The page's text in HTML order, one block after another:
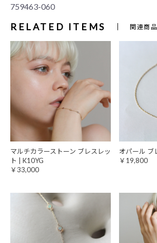
759463-060
RELATED ITEMS 関連商品
マルチカラーストーン ブレスレッ
ト | K10YG
￥33,000
オパール ブ
￥19,800